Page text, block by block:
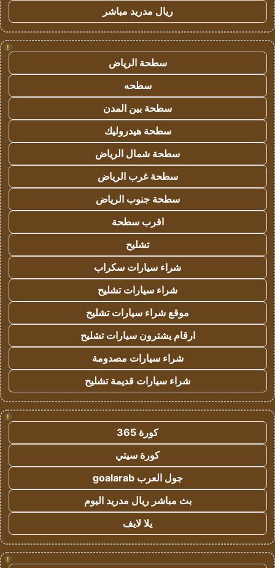
ريال مدريد مباشر
!
سطحة الرياض
سطحه
سطحة بين المدن
سطحة هيدروليك
سطحة شمال الرياض
سطحة غرب الرياض
سطحة جنوب الرياض
اقرب سطحة
تشليح
شراء سيارات سكراب
شراء سيارات تشليح
موقع شراء سيارات تشليح
ارقام يشترون سيارات تشليح
شراء سيارات مصدومة
شراء سيارات قديمة تشليح
!
كورة 365
كورة سيتي
جول العرب goalarab
بث مباشر ريال مدريد اليوم
يلا لايف
!